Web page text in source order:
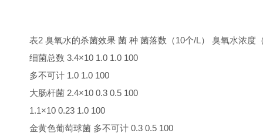
表2 臭氧水的杀菌效果 菌 种 菌落数（10个/L） 臭氧水浓度
细菌总数 3.4×10 1.0 1.0 100
多不可计 1.0 1.0 100
大肠杆菌 2.4×10 0.3 0.5 100
1.1×10 0.23 1.0 100
金黄色葡萄球菌 多不可计 0.3 0.5 100